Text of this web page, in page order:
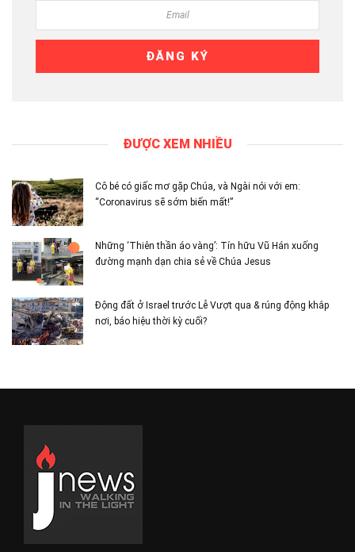
ĐƯỢC XEM NHIỀU
Cô bé có giấc mơ gặp Chúa, và Ngài nói với em:
“Coronavirus sẽ sớm biến mất!”
Những ‘Thiên thần áo vàng’: Tín hữu Vũ Hán xuống
đường mạnh dạn chia sẻ về Chúa Jesus
Động đất ở Israel trước Lễ Vượt qua & rúng động khắp
nơi, báo hiệu thời kỳ cuối?